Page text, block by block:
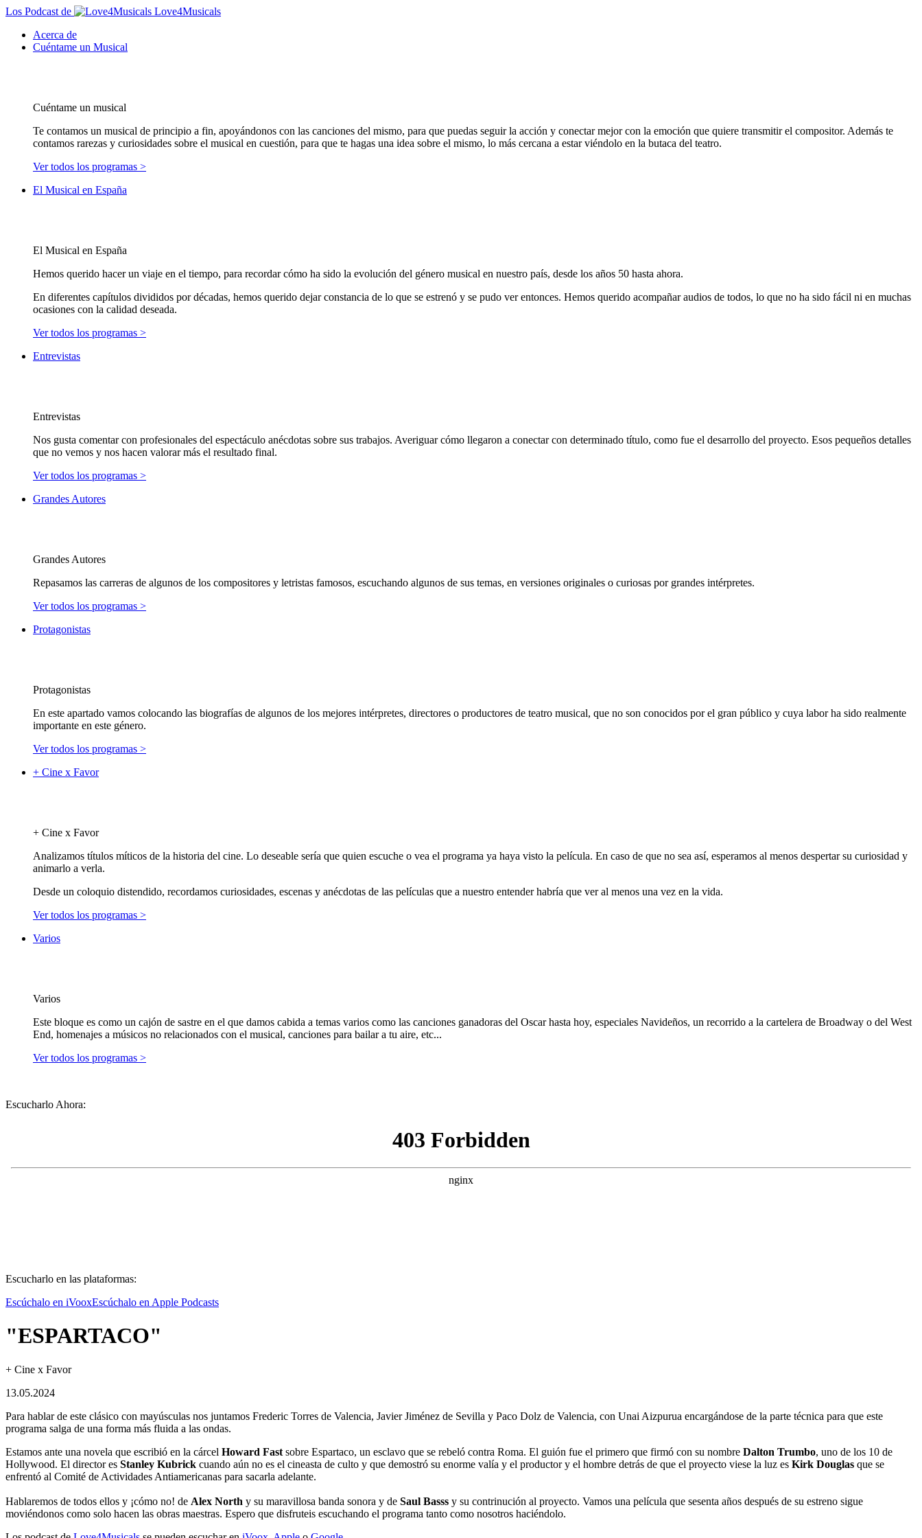
Los Podcast de
Love4Musicals
Acerca de
Cuéntame un Musical
Cuéntame un musical
Te contamos un musical de principio a fin, apoyándonos con las canciones del mismo, para que puedas seguir la acción y conectar mejor con la emoción que quiere transmitir el compositor. Además te
contamos rarezas y curiosidades sobre el musical en cuestión, para que te hagas una idea sobre el mismo, lo más cercana a estar viéndolo en la butaca del teatro.
Ver todos los programas >
El Musical en España
El Musical en España
Hemos querido hacer un viaje en el tiempo, para recordar cómo ha sido la evolución del género musical en nuestro país, desde los años 50 hasta ahora.
En diferentes capítulos divididos por décadas, hemos querido dejar constancia de lo que se estrenó y se pudo ver entonces. Hemos querido acompañar audios de todos, lo que no ha sido fácil ni en muchas
ocasiones con la calidad deseada.
Ver todos los programas >
Entrevistas
Entrevistas
Nos gusta comentar con profesionales del espectáculo anécdotas sobre sus trabajos. Averiguar cómo llegaron a conectar con determinado título, como fue el desarrollo del proyecto. Esos pequeños detalles
que no vemos y nos hacen valorar más el resultado final.
Ver todos los programas >
Grandes Autores
Grandes Autores
Repasamos las carreras de algunos de los compositores y letristas famosos, escuchando algunos de sus temas, en versiones originales o curiosas por grandes intérpretes.
Ver todos los programas >
Protagonistas
Protagonistas
En este apartado vamos colocando las biografías de algunos de los mejores intérpretes, directores o productores de teatro musical, que no son conocidos por el gran público y cuya labor ha sido realmente
importante en este género.
Ver todos los programas >
+ Cine x Favor
+ Cine x Favor
Analizamos títulos míticos de la historia del cine. Lo deseable sería que quien escuche o vea el programa ya haya visto la película. En caso de que no sea así, esperamos al menos despertar su curiosidad y
animarlo a verla.
Desde un coloquio distendido, recordamos curiosidades, escenas y anécdotas de las películas que a nuestro entender habría que ver al menos una vez en la vida.
Ver todos los programas >
Varios
Varios
Este bloque es como un cajón de sastre en el que damos cabida a temas varios como las canciones ganadoras del Oscar hasta hoy, especiales Navideños, un recorrido a la cartelera de Broadway o del West
End, homenajes a músicos no relacionados con el musical, canciones para bailar a tu aire, etc...
Ver todos los programas >
Escucharlo Ahora:
Escucharlo en las plataformas:
Escúchalo en iVooxEscúchalo en Apple Podcasts
"ESPARTACO"
+ Cine x Favor
13.05.2024
Para hablar de este clásico con mayúsculas nos juntamos Frederic Torres de Valencia, Javier Jiménez de Sevilla y Paco Dolz de Valencia, con Unai Aizpurua encargándose de la parte técnica para que este
programa salga de una forma más fluida a las ondas.
Estamos ante una novela que escribió en la cárcel Howard Fast sobre Espartaco, un esclavo que se rebeló contra Roma. El guión fue el primero que firmó con su nombre Dalton Trumbo, uno de los 10 de
Hollywood. El director es Stanley Kubrick cuando aún no es el cineasta de culto y que demostró su enorme valía y el productor y el hombre detrás de que el proyecto viese la luz es Kirk Douglas que se
enfrentó al Comité de Actividades Antiamericanas para sacarla adelante.
Hablaremos de todos ellos y ¡cómo no! de Alex North y su maravillosa banda sonora y de Saul Basss y su contrinución al proyecto. Vamos una película que sesenta años después de su estreno sigue
moviéndonos como solo hacen las obras maestras. Espero que disfruteis escuchando el programa tanto como nosotros haciéndolo.